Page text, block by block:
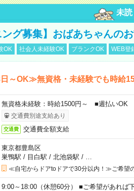
未読
ング募集】おばあちゃんの
OK 社会人未経験OK ブランクOK WEB登
～OK≫無資格・未経験でも時給
無資格未経験：時給1500円～ ■週払い
交通費別途支給あり
交通費 交通費全額支給
東京都豊島区
巣鴨駅 / 目白駅 / 北池袋駅 /
≪自宅からドアtoドアで30分以内！≫ご希望
9:00～18:00（休憩60分） ■ご希望があれば